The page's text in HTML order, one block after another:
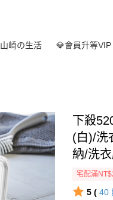
山崎の生活 💎會員升等VIP
下殺
(白)/洗
納/洗
宅配滿
5 ( 40